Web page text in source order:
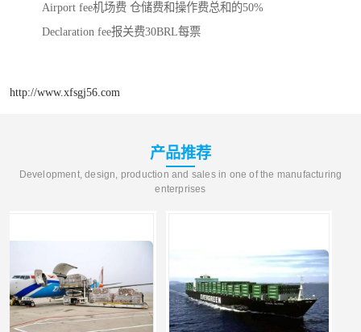
Airport fee机场费 仓储费和操作费总和的50%
Declaration fee报关费30BRL每票
http://www.xfsgj56.com
产品推荐
Development, design, production and sales in one of the manufacturing
enterprises